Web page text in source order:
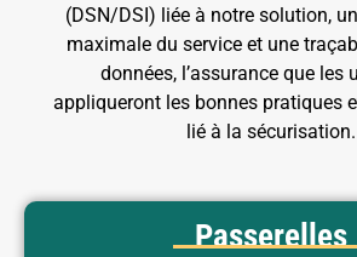
(DSN/DSI) liée à notre solution,
maximale du service et une
données, l’assurance que les
appliqueront les bonnes pratiques
lié à la sécurisation.
Passerelles